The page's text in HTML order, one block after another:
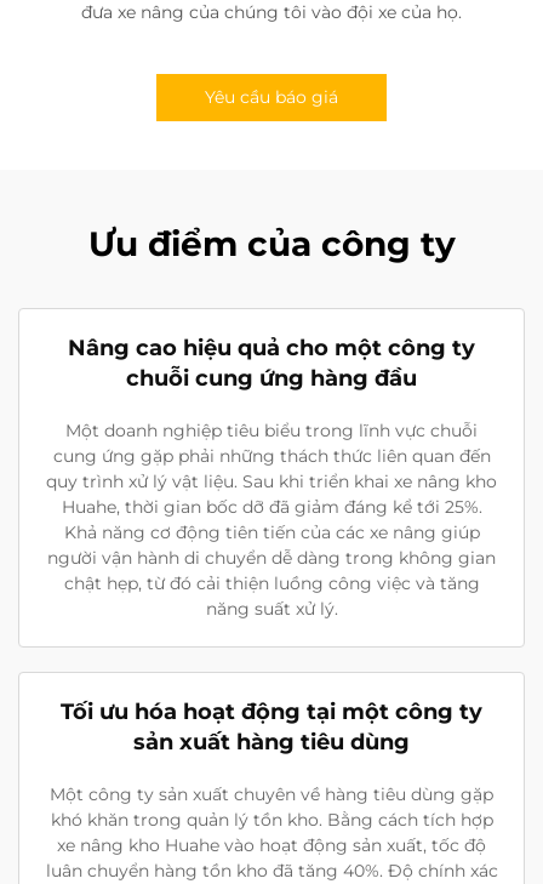
đưa xe nâng của chúng tôi vào đội xe của họ.
Yêu cầu báo giá
Ưu điểm của công ty
Nâng cao hiệu quả cho một công ty
chuỗi cung ứng hàng đầu
Một doanh nghiệp tiêu biểu trong lĩnh vực chuỗi
cung ứng gặp phải những thách thức liên quan đến
quy trình xử lý vật liệu. Sau khi triển khai xe nâng kho
Huahe, thời gian bốc dỡ đã giảm đáng kể tới 25%.
Khả năng cơ động tiên tiến của các xe nâng giúp
người vận hành di chuyển dễ dàng trong không gian
chật hẹp, từ đó cải thiện luồng công việc và tăng
năng suất xử lý.
Tối ưu hóa hoạt động tại một công ty
sản xuất hàng tiêu dùng
Một công ty sản xuất chuyên về hàng tiêu dùng gặp
khó khăn trong quản lý tồn kho. Bằng cách tích hợp
xe nâng kho Huahe vào hoạt động sản xuất, tốc độ
luân chuyển hàng tồn kho đã tăng 40%. Độ chính xác